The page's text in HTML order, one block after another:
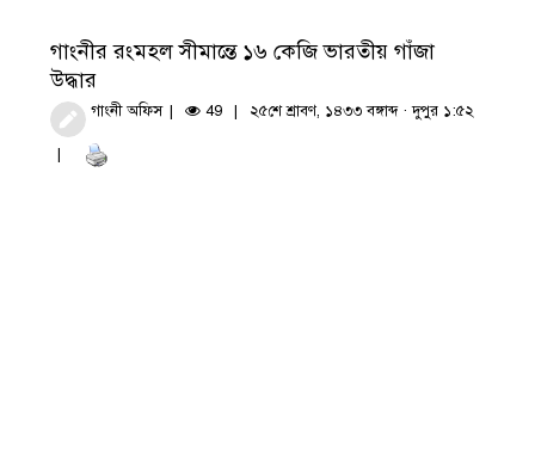
গাংনীর রংমহল সীমান্তে ১৬ কেজি ভারতীয় গাঁজা
উদ্ধার
গাংনী অফিস 49 ২৫শে শ্রাবণ, ১৪৩৩ বঙ্গাব্দ · দুপুর ১:৫২